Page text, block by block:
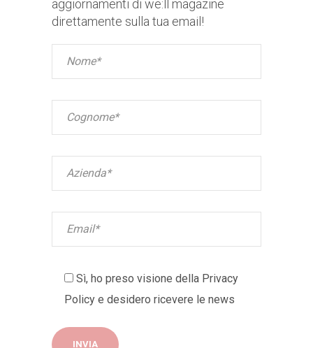
aggiornamenti di we:ll magazine
direttamente sulla tua email!
Sì, ho preso visione della Privacy
Policy e desidero ricevere le news